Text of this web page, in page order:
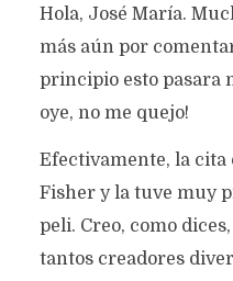
Hola, José María.
más aún por
principio esto pasara
oye, no me quejo!
Efectivamente, la cita
Fisher y la tuve muy
peli. Creo, como
tantos creadores